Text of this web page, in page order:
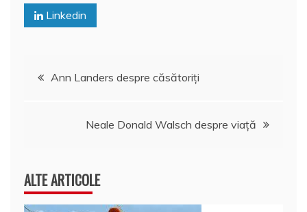
Linkedin
Navigare
Ann Landers despre căsătoriţi
Neale Donald Walsch despre viaţă
ALTE ARTICOLE